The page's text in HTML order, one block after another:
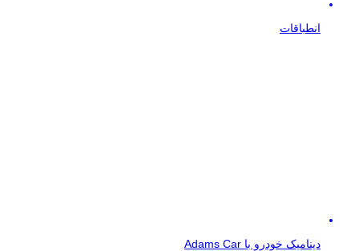
انطباقات
دینامیک خودرو با Adams Car